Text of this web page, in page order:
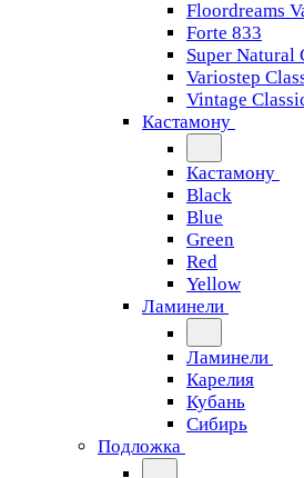
Floordreams
Forte 833
Super Natural
Variostep
Vintage
Кастамону
Кастамону
Black
Blue
Green
Red
Yellow
Ламинели
Ламинели
Карелия
Кубань
Сибирь
Подложка